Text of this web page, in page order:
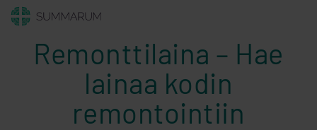
Remonttilaina – Hae
lainaa kodin
remontointiin